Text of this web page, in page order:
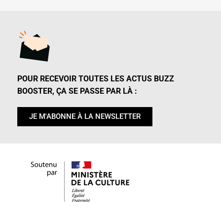
POUR RECEVOIR TOUTES LES ACTUS BUZZ
BOOSTER, ÇA SE PASSE PAR LÀ :
JE M'ABONNE À LA NEWSLETTER